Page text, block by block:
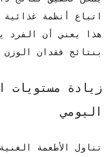
اتباع أنظمة
هذا يعني أن الفرد
بنتائج فقدان
زيادة مستويات
اليومي
تناول الأطعمة